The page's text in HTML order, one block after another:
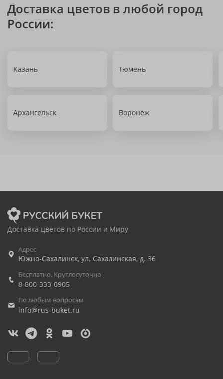
Доставка цветов в любой город
России:
Казань Тюмень
Архангельск Воронеж
Доставка цветов по России и Миру
Адрес
Южно-Сахалинск, ул. Сахалинская, д. 36
Бесплатно. Круглосуточно
8-800-333-0905
По любым вопросам
info@rus-buket.ru